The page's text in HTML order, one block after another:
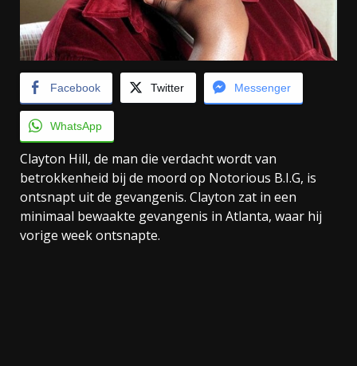
Facebook Twitter Messenger
WhatsApp
Clayton Hill, de man die verdacht wordt van
betrokkenheid bij de moord op Notorious B.I.G, is
ontsnapt uit de gevangenis. Clayton zat in een
minimaal bewaakte gevangenis in Atlanta, waar hij
vorige week ontsnapte.